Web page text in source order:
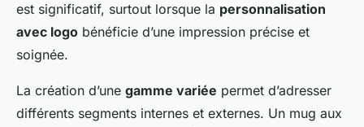
est significatif, surtout lorsque la personnalisation
avec logo bénéficie d’une impression précise et
soignée.
La création d’une gamme variée permet d’adresser
différents segments internes et externes. Un mug aux